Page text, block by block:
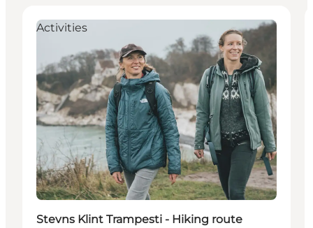
Activities
Stevns Klint Trampesti - Hiking route